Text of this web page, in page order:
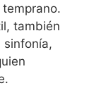
también
sinfonía,